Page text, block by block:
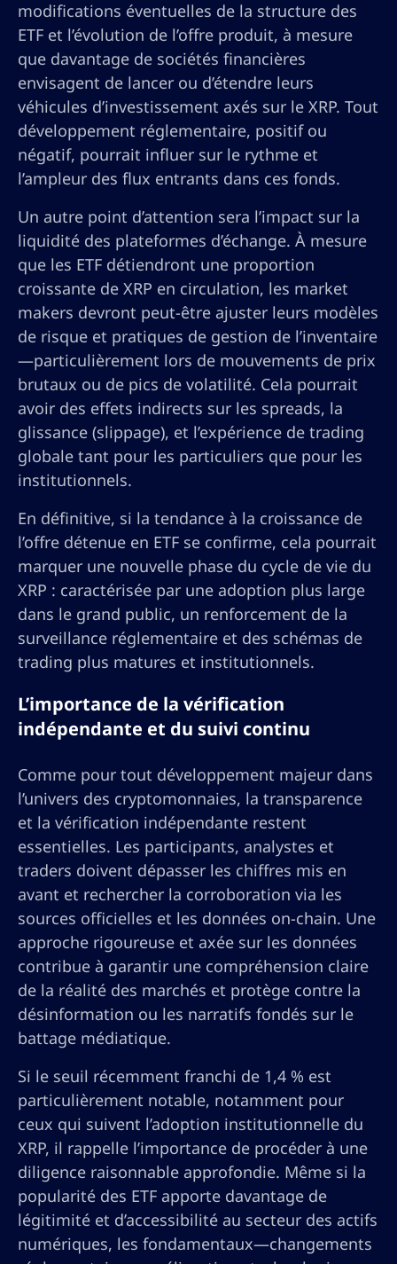
modifications éventuelles de la structure des
ETF et l’évolution de l’offre produit, à mesure
que davantage de sociétés financières
envisagent de lancer ou d’étendre leurs
véhicules d’investissement axés sur le XRP. Tout
développement réglementaire, positif ou
négatif, pourrait influer sur le rythme et
l’ampleur des flux entrants dans ces fonds.
Un autre point d’attention sera l’impact sur la
liquidité des plateformes d’échange. À mesure
que les ETF détiendront une proportion
croissante de XRP en circulation, les market
makers devront peut-être ajuster leurs modèles
de risque et pratiques de gestion de l’inventaire
—particulièrement lors de mouvements de prix
brutaux ou de pics de volatilité. Cela pourrait
avoir des effets indirects sur les spreads, la
glissance (slippage), et l’expérience de trading
globale tant pour les particuliers que pour les
institutionnels.
En définitive, si la tendance à la croissance de
l’offre détenue en ETF se confirme, cela pourrait
marquer une nouvelle phase du cycle de vie du
XRP : caractérisée par une adoption plus large
dans le grand public, un renforcement de la
surveillance réglementaire et des schémas de
trading plus matures et institutionnels.
L’importance de la vérification
indépendante et du suivi continu
Comme pour tout développement majeur dans
l’univers des cryptomonnaies, la transparence
et la vérification indépendante restent
essentielles. Les participants, analystes et
traders doivent dépasser les chiffres mis en
avant et rechercher la corroboration via les
sources officielles et les données on-chain. Une
approche rigoureuse et axée sur les données
contribue à garantir une compréhension claire
de la réalité des marchés et protège contre la
désinformation ou les narratifs fondés sur le
battage médiatique.
Si le seuil récemment franchi de 1,4 % est
particulièrement notable, notamment pour
ceux qui suivent l’adoption institutionnelle du
XRP, il rappelle l’importance de procéder à une
diligence raisonnable approfondie. Même si la
popularité des ETF apporte davantage de
légitimité et d’accessibilité au secteur des actifs
numériques, les fondamentaux—changements